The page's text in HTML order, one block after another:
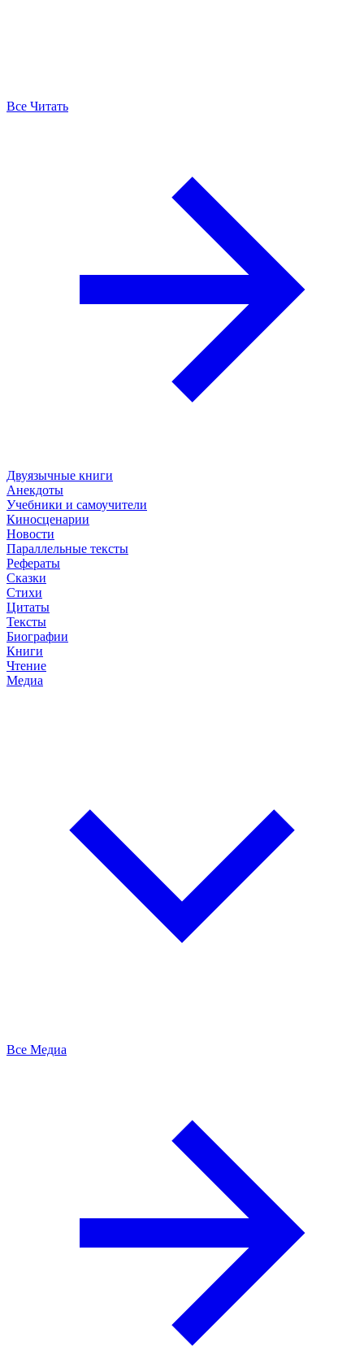
Все Читать
Двуязычные книги
Анекдоты
Учебники и самоучители
Киносценарии
Новости
Параллельные тексты
Рефераты
Сказки
Стихи
Цитаты
Тексты
Биографии
Книги
Чтение
Медиа
Все Медиа